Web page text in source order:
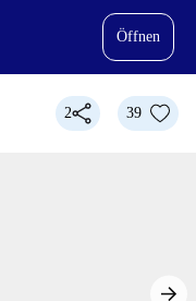
Öffnen
2 39